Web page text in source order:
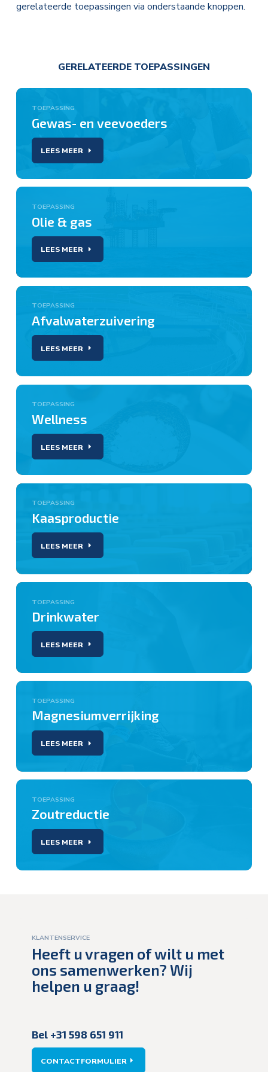
gerelateerde toepassingen via onderstaande knoppen.
GERELATEERDE TOEPASSINGEN
Gewas- en veevoeders
TOEPASSING
LEES MEER
Olie & gas
TOEPASSING
LEES MEER
Afvalwaterzuivering
TOEPASSING
LEES MEER
Wellness
TOEPASSING
LEES MEER
Kaasproductie
TOEPASSING
LEES MEER
Drinkwater
TOEPASSING
LEES MEER
Magnesiumverrijking
TOEPASSING
LEES MEER
Zoutreductie
TOEPASSING
LEES MEER
Heeft u vragen of wilt u met
ons samenwerken? Wij
helpen u graag!
KLANTENSERVICE
Bel +31 598 651 911
CONTACTFORMULIER